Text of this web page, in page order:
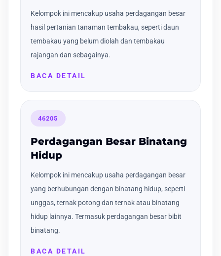
Kelompok ini mencakup usaha perdagangan besar
hasil pertanian tanaman tembakau, seperti daun
tembakau yang belum diolah dan tembakau
rajangan dan sebagainya.
BACA DETAIL
46205
Perdagangan Besar Binatang
Hidup
Kelompok ini mencakup usaha perdagangan besar
yang berhubungan dengan binatang hidup, seperti
unggas, ternak potong dan ternak atau binatang
hidup lainnya. Termasuk perdagangan besar bibit
binatang.
BACA DETAIL